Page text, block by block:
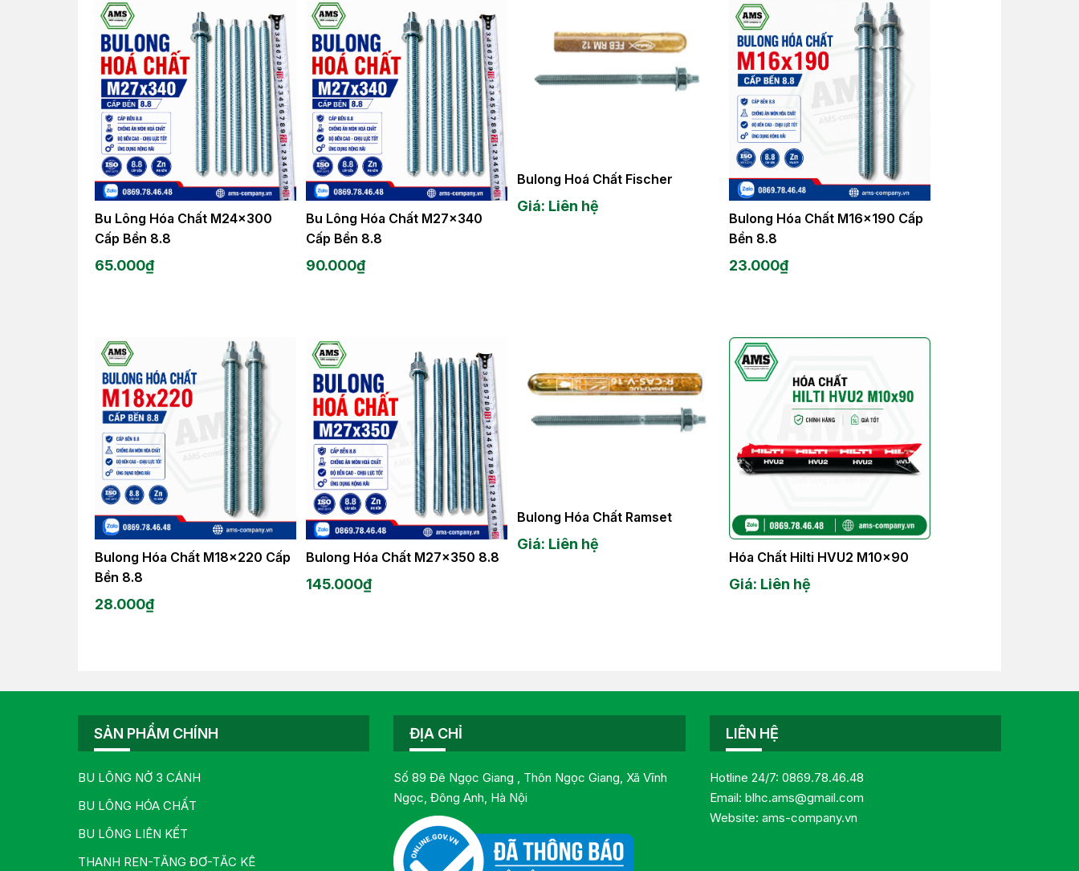
Bu Lông Hóa Chất M24x300
Cấp Bền 8.8
65.000₫
Bu Lông Hóa Chất M27x340
Cấp Bền 8.8
90.000₫
Bulong Hoá Chất Fischer
Giá: Liên hệ
Bulong Hóa Chất M16x190 Cấp
Bền 8.8
23.000₫
Bulong Hóa Chất M18x220 Cấp
Bền 8.8
28.000₫
Bulong Hóa Chất M27x350 8.8
145.000₫
Bulong Hóa Chất Ramset
Giá: Liên hệ
Hóa Chất Hilti HVU2 M10x90
Giá: Liên hệ
SẢN PHẨM CHÍNH
BU LÔNG NỞ 3 CÁNH
BU LÔNG HÓA CHẤT
BU LÔNG LIÊN KẾT
THANH REN-TĂNG ĐƠ-TĂC KÊ
ĐỊA CHỈ
Số 89 Đê Ngọc Giang , Thôn Ngọc Giang, Xã Vĩnh
Ngọc, Đông Anh, Hà Nội
LIÊN HỆ
Hotline 24/7: 0869.78.46.48
Email: blhc.ams@gmail.com
Website: ams-company.vn